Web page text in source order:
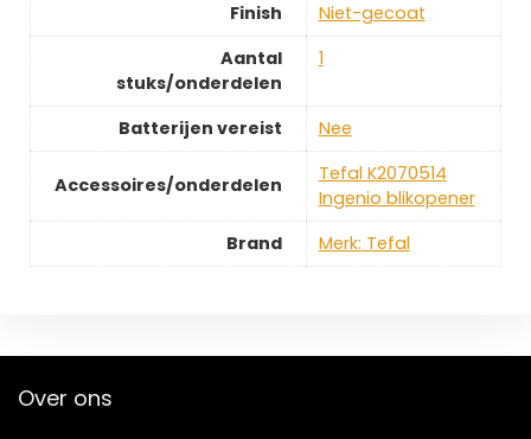
Finish
‎Niet-gecoat
Aantal
stuks/onderdelen
‎1
Batterijen vereist ‎Nee
Accessoires/onderdelen
‎Tefal K2070514
Ingenio blikopener
Brand
Merk: Tefal
Over ons